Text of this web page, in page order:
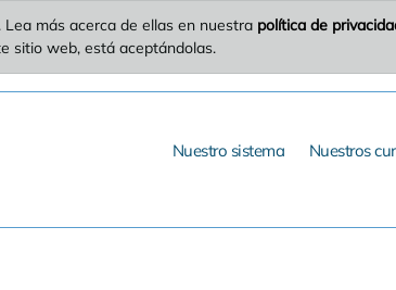
más acerca de ellas en nuestra política de
sitio web, está aceptándolas.
Nuestro sistema Nuestros